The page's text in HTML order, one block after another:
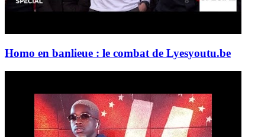
Homo en banlieue : le combat de Lyesyoutu.be